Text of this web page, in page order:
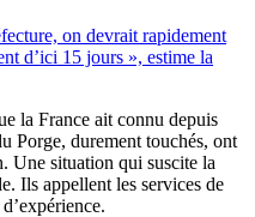
on devrait rapidement
d’ici 15 jours », estime la
la France ait connu depuis
Porge, durement touchés, ont
Une situation qui suscite la
Ils appellent les services de